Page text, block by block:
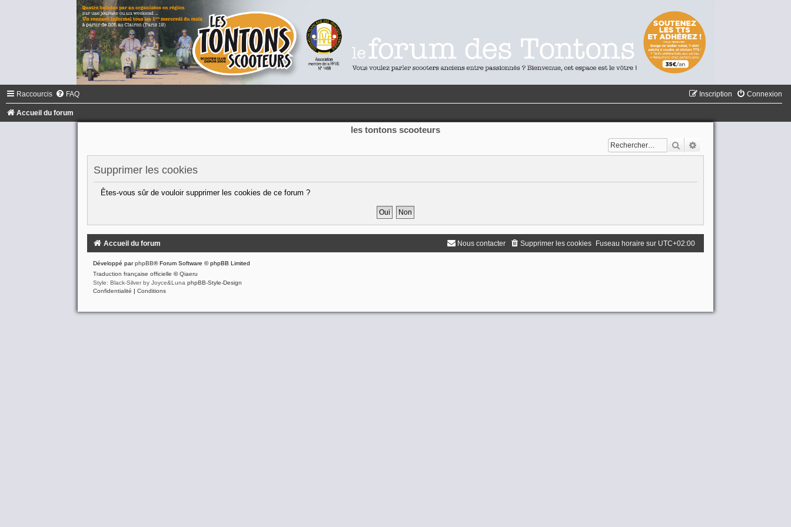
Raccourcis FAQ Connexion
Inscription
Accueil du forum
les tontons scooteurs
Rechercher
Supprimer les cookies
Êtes-vous sûr de vouloir supprimer les cookies de ce forum ?
Accueil du forum Fuseau horaire sur UTC+02:00
Supprimer les cookies
Nous contacter
Développé parphpBB® Forum Software © phpBB Limited
Traduction française officielle ©Qiaeru
Style: Black-Silver by Joyce&Luna phpBB-Style-Design
Confidentialité | Conditions